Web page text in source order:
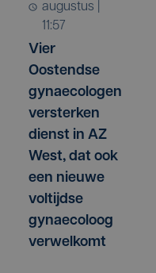
augustus |
11:57
Vier
Oostendse
gynaecologen
versterken
dienst in AZ
West, dat ook
een nieuwe
voltijdse
gynaecoloog
verwelkomt